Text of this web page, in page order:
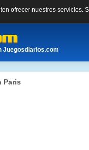
ofrecer nuestros
Juegosdiarios.com
Paris